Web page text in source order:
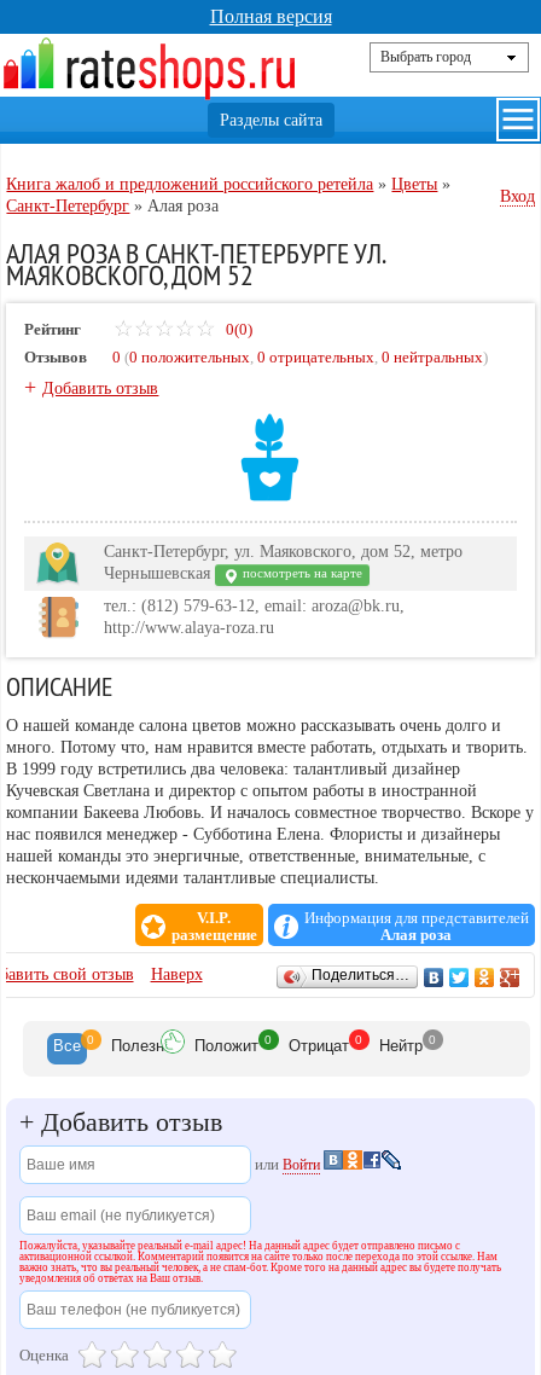
Полная версия
Книга жалоб и предложений российского ретейла »Цветы »
Санкт-Петербург »Алая роза
Вход
АЛАЯ РОЗА В САНКТ-ПЕТЕРБУРГЕ УЛ.
МАЯКОВСКОГО, ДОМ 52
Рейтинг
0(0)
Отзывов
0 (0 положительных,0 отрицательных,0 нейтральных)
+Добавить отзыв
Санкт-Петербург, ул. Маяковского, дом 52, метро
Чернышевская
посмотреть на карте
тел.: (812) 579-63-12, email: aroza@bk.ru,
http://www.alaya-roza.ru
ОПИСАНИЕ
О нашей команде салона цветов можно рассказывать очень долго и
много. Потому что, нам нравится вместе работать, отдыхать и творить.
В 1999 году встретились два человека: талантливый дизайнер
Кучевская Светлана и директор с опытом работы в иностранной
компании Бакеева Любовь. И началось совместное творчество. Вскоре у
нас появился менеджер - Субботина Елена. Флористы и дизайнеры
нашей команды это энергичные, ответственные, внимательные, с
нескончаемыми идеями талантливые специалисты.
V.I.P.
размещение
Информация для представителей
Алая роза
ОТЗЫВЫсвой отзыв Наверх Поделиться…
Все 0 Полезн Положит 0 Отрицат 0 Нейтр 0
+ Добавить отзыв
илиВойти
Пожалуйста, указывайте реальный e-mail адрес! На данный адрес будет отправлено письмо с
активационной ссылкой. Комментарий появится на сайте только после перехода по этой ссылке. Нам
важно знать, что вы реальный человек, а не спам-бот. Кроме того на данный адрес вы будете получать
уведомления об ответах на Ваш отзыв.
Оценка